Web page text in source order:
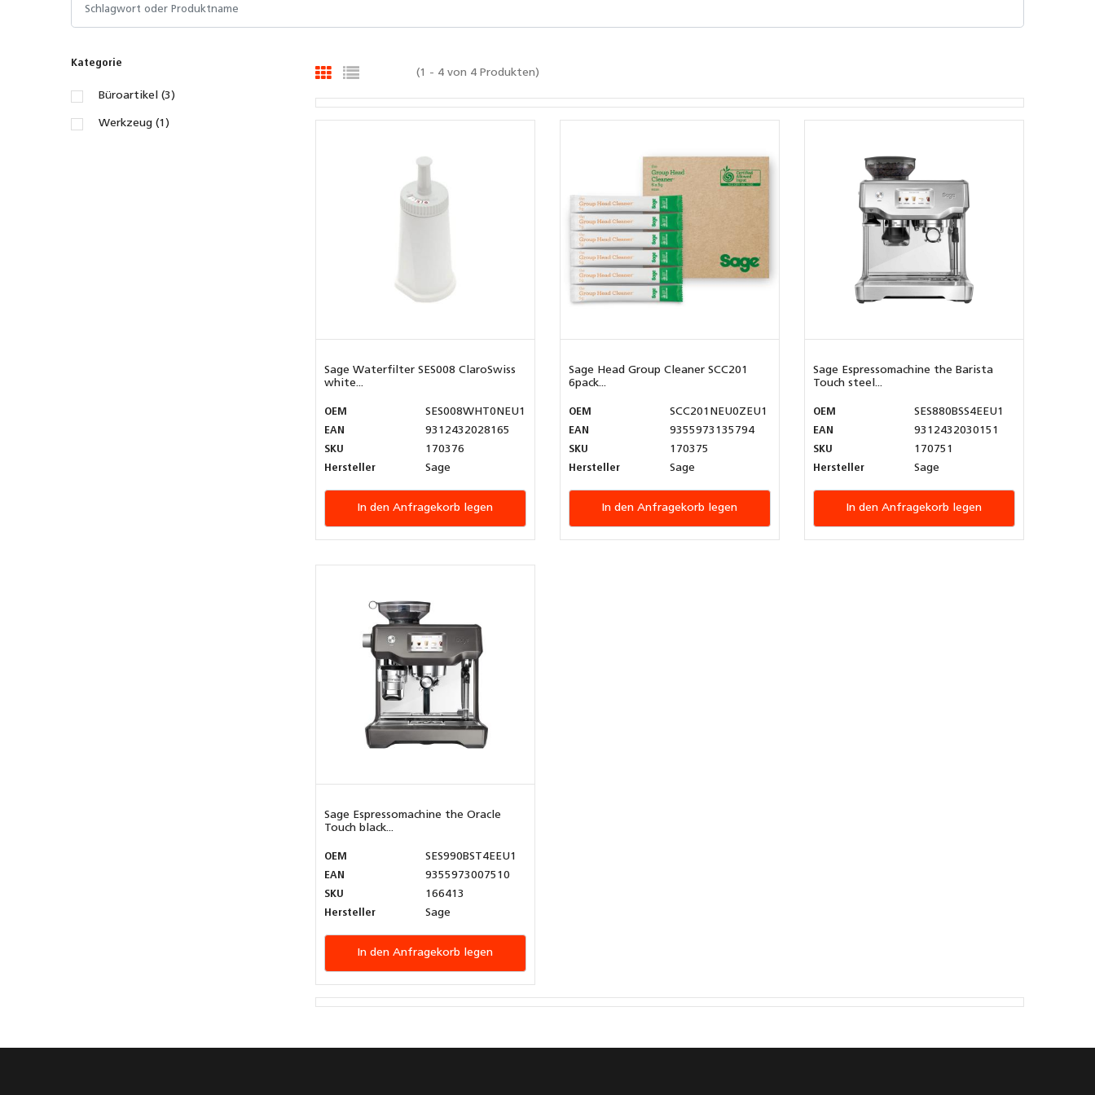
Kategorie
Büroartikel (3)
Werkzeug (1)
(1 - 4 von 4 Produkten)
Sage Waterfilter SES008 ClaroSwiss
white...
OEM
SES008WHT0NEU1
EAN
9312432028165
SKU
170376
Hersteller
Sage
In den Anfragekorb legen
Sage Head Group Cleaner SCC201
6pack...
OEM
SCC201NEU0ZEU1
EAN
9355973135794
SKU
170375
Hersteller
Sage
In den Anfragekorb legen
Sage Espressomachine the Barista
Touch steel...
OEM
SES880BSS4EEU1
EAN
9312432030151
SKU
170751
Hersteller
Sage
In den Anfragekorb legen
Sage Espressomachine the Oracle
Touch black...
OEM
SES990BST4EEU1
EAN
9355973007510
SKU
166413
Hersteller
Sage
In den Anfragekorb legen